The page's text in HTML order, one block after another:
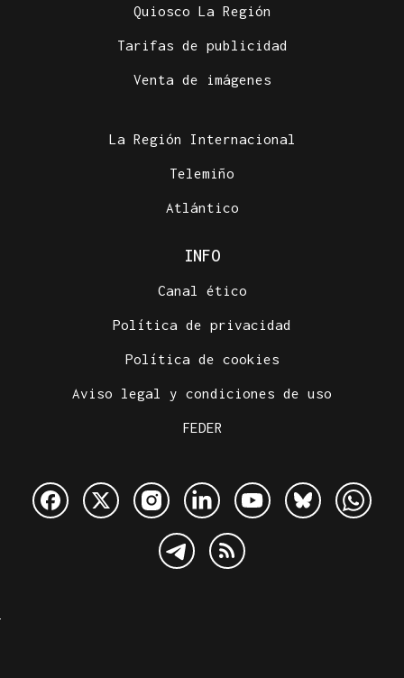
Quiosco La Región
Tarifas de publicidad
Venta de imágenes
La Región Internacional
Telemiño
Atlántico
INFO
Canal ético
Política de privacidad
Política de cookies
Aviso legal y condiciones de uso
FEDER